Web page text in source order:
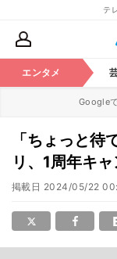
テ
エンタメ
Google
「ちょっと
リ、1周年キ
掲載日 2024/05/22